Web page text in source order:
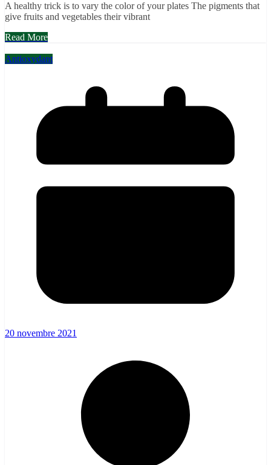
A healthy trick is to vary the color of your plates The pigments that
give fruits and vegetables their vibrant
Read More
Antioxydant
20 novembre 2021